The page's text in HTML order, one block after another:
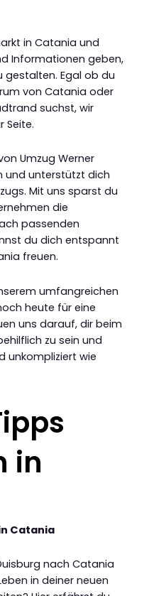
in Catania und
Informationen geben,
gestalten. Egal ob du
von Catania oder
suchst, wir
Seite.
Umzug Werner
und unterstützt dich
Mit uns sparst du
die
passenden
du dich entspannt
freuen.
umfangreichen
heute für eine
uns darauf, dir beim
zu sein und
unkompliziert wie
in
Catania
nach Catania
in deiner neuen